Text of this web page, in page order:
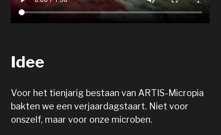
Idee
Voor het tienjarig bestaan van ARTIS-Micropia
bakten we een verjaardagstaart. Niet voor
onszelf, maar voor onze microben.